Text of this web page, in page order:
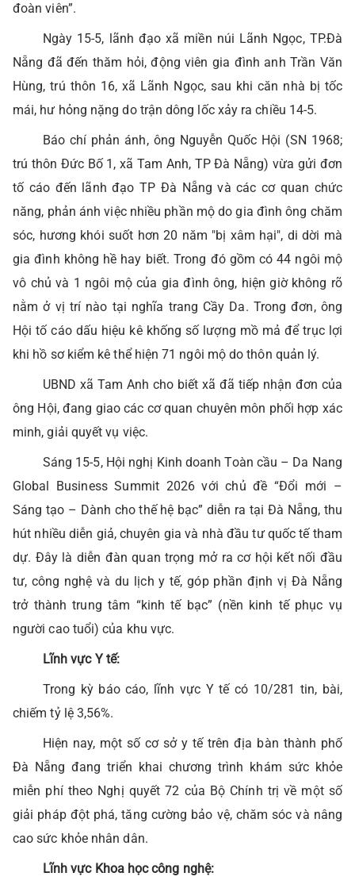
đoàn viên”.
Ngày 15-5, lãnh đạo xã miền núi Lãnh Ngọc, TP.Đà
Nẵng đã đến thăm hỏi, động viên gia đình anh Trần Văn
Hùng, trú thôn 16, xã Lãnh Ngọc, sau khi căn nhà bị tốc
mái, hư hỏng nặng do trận dông lốc xảy ra chiều 14-5.
Báo chí phản ánh, ông Nguyễn Quốc Hội (SN 1968;
trú thôn Đức Bố 1, xã Tam Anh, TP Đà Nẵng) vừa gửi đơn
tố cáo đến lãnh đạo TP Đà Nẵng và các cơ quan chức
năng, phản ánh việc nhiều phần mộ do gia đình ông chăm
sóc, hương khói suốt hơn 20 năm "bị xâm hại", di dời mà
gia đình không hề hay biết. Trong đó gồm có 44 ngôi mộ
vô chủ và 1 ngôi mộ của gia đình ông, hiện giờ không rõ
nằm ở vị trí nào tại nghĩa trang Cầy Da. Trong đơn, ông
Hội tố cáo dấu hiệu kê khống số lượng mồ mả để trục lợi
khi hồ sơ kiểm kê thể hiện 71 ngôi mộ do thôn quản lý.
UBND xã Tam Anh cho biết xã đã tiếp nhận đơn của
ông Hội, đang giao các cơ quan chuyên môn phối hợp xác
minh, giải quyết vụ việc.
Sáng 15-5, Hội nghị Kinh doanh Toàn cầu – Da Nang
Global Business Summit 2026 với chủ đề “Đổi mới –
Sáng tạo – Dành cho thế hệ bạc” diễn ra tại Đà Nẵng, thu
hút nhiều diễn giả, chuyên gia và nhà đầu tư quốc tế tham
dự. Đây là diễn đàn quan trọng mở ra cơ hội kết nối đầu
tư, công nghệ và du lịch y tế, góp phần định vị Đà Nẵng
trở thành trung tâm “kinh tế bạc” (nền kinh tế phục vụ
người cao tuổi) của khu vực.
Lĩnh vực Y tế:
Trong kỳ báo cáo, lĩnh vực Y tế có 10/281 tin, bài,
chiếm tỷ lệ 3,56%.
Hiện nay, một số cơ sở y tế trên địa bàn thành phố
Đà Nẵng đang triển khai chương trình khám sức khỏe
miễn phí theo Nghị quyết 72 của Bộ Chính trị về một số
giải pháp đột phá, tăng cường bảo vệ, chăm sóc và nâng
cao sức khỏe nhân dân.
Lĩnh vực Khoa học công nghệ: